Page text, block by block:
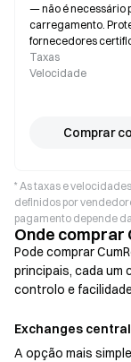
— não é necessário
carregamento.
fornecedores
Taxas
Velocidade
Comprar
* As taxas e
definidos por
pagamento depende
Onde comprar
Pode comprar
principais, cada um
controlo e
Exchanges
A opção mais